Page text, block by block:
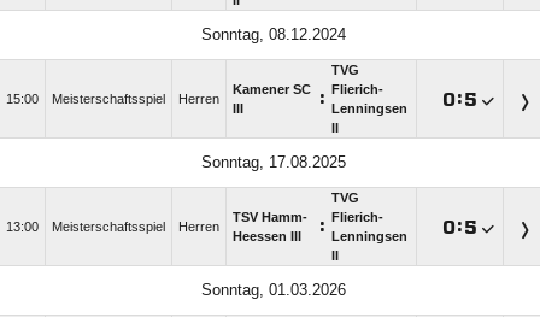
Sonntag, 08.12.2024
15:00 Meisterschaftsspiel Herren
Kamener SC
:
TVG
Flierich-
Lenningsen
:
Sonntag, 17.08.2025
13:00 Meisterschaftsspiel Herren
TSV Hamm-
Heessen III
:
TVG
Flierich-
Lenningsen
:
Sonntag, 01.03.2026